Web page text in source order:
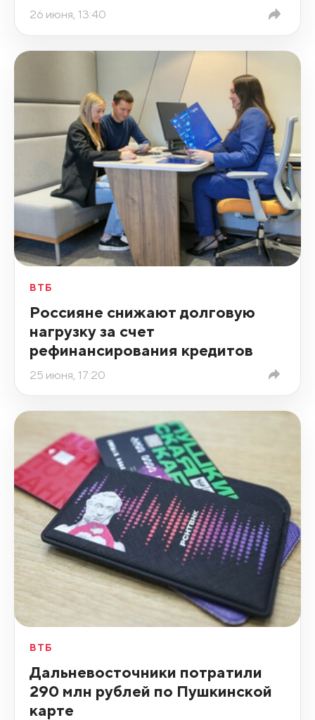
26 июня, 13:40
ВТБ
Россияне снижают долговую
нагрузку за счет
рефинансирования кредитов
25 июня, 17:20
ВТБ
Дальневосточники потратили
290 млн рублей по Пушкинской
карте